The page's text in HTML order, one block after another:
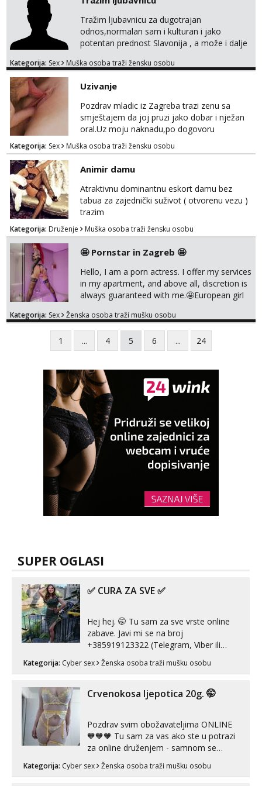
iskrenosti. Nisam prostitutka, niti želim biti –
ne zanima me “posao”, već odnos temeljen
na međusobnom poštovanju, povjerenju i
pažnji. Voli...
Tražim ljubavnicu za dugotrajan
odnos,normalan sam i kulturan i jako
potentan prednost Slavonija , a može i dalje
ozbiljne žene koje su se našle u mom oglasu.
Kategorija: Sex Muška osoba traži žensku osobu
Uzivanje
Pozdrav mladic iz Zagreba trazi zenu sa
smještajem da joj pruzi jako dobar i nježan
oral.Uz moju naknadu,po dogovoru
.Diskrecija osigurana.
Kategorija: Sex Muška osoba traži žensku osobu
Animir damu
Atraktivnu dominantnu eskort damu bez
tabua za zajednički suživot ( otvorenu vezu )
trazim
Kategorija: Druženje Muška osoba traži žensku osobu
🤩 Pornstar in Zagreb 🤩
Hello, I am a porn actress. I offer my services
in my apartment, and above all, discretion is
always guaranteed with me.🤩European girl
sex,domination,and oral with condom cause
i need to stay healthy because acting and
also my own health 😘 i dont do anal or
kissing
Kategorija: Sex Ženska osoba traži mušku osobu
1 ... 4 5 6 ... 24
SUPER OGLASI
U procesu rastave trazim nekog
U procesu rastave , trazim nekog da
isproba sa mnom ono sto nisam mogla
i smjela do sada
Kategorija: Osobni kontakti ONA
❤️‍🔥VATRENA MILF MAMA❤️‍🔥
🎇Online druženje sa MILF MAMICOM🎇
Javi mi se za druženje Vruce pozive,
Slikice, Videa 🥰🥰🥰🥰🥰🥰🥰🥰🥰🥰🥰🥰
🥰 Solo ili sa partnerom ili kolegicama
Javi mi se porukom WhatsApp ili
Kategorija: Cyber sex Ženska osoba traži mušku osobu